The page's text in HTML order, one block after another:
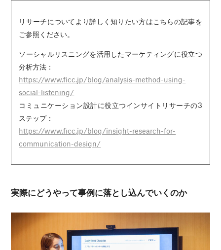
リサーチについてより詳しく知りたい方はこちらの記事を
ご参照ください。
ソーシャルリスニングを活用したマーケティングに役立つ
分析方法：
https://www.ficc.jp/blog/analysis-method-using-
social-listening/
コミュニケーション設計に役立つインサイトリサーチの3
ステップ：
https://www.ficc.jp/blog/insight-research-for-
communication-design/
実際にどうやって事例に落とし込んでいくのか